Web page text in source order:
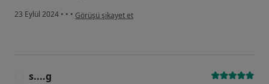
23 Eylül 2024 • • • kullanıcının görüşüne göre y....d
Görüşü şikayet et
s....g